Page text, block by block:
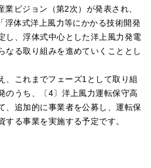
ビジョン（第2次）が発表され、
浮体式洋上風力等にかかる技術開発
し、浮体式中心とした洋上風力発電
なる取り組みを進めていくこととし
、これまでフェーズ1として取り組
のうち、〔4〕洋上風力運転保守高
、追加的に事業者を公募し、運転保
する事業を実施する予定です。